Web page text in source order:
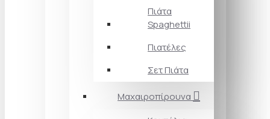
Πιάτα
Spaghettii
Πιατέλες
Σετ Πιάτα
Μαχαιροπίρουνα